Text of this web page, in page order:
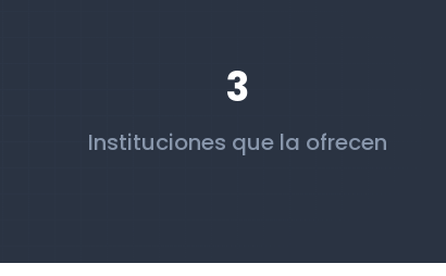
3
Instituciones que la ofrecen